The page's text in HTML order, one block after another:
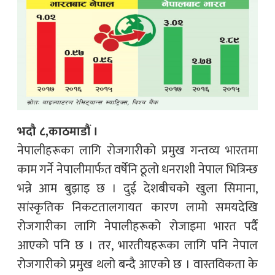
भदौ ८,काठमाडौं ।
नेपालीहरूका लागि रोजगारीको प्रमुख गन्तव्य भारतमा
काम गर्ने नेपालीमार्फत वर्षेनि ठूलो धनराशी नेपाल भित्रिन्छ
भन्ने आम बुझाइ छ । दुई देशबीचको खुला सिमाना,
सांस्कृतिक निकटतालगायत कारण लामो समयदेखि
रोजगारीका लागि नेपालीहरूको रोजाइमा भारत पर्दै
आएको पनि छ । तर, भारतीयहरूका लागि पनि नेपाल
रोजगारीको प्रमुख थलो बन्दै आएको छ । वास्तविकता के